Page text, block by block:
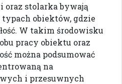
oraz stolarka bywają
obiektów, gdzie
W takim środowisku
pracy obiektu oraz
można podsumować
na
i przesuwnych